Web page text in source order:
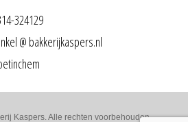
324129
@ bakkerijkaspers.nl
Kaspers. Alle rechten voorbehouden.